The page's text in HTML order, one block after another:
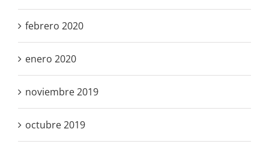
febrero 2020
enero 2020
noviembre 2019
octubre 2019